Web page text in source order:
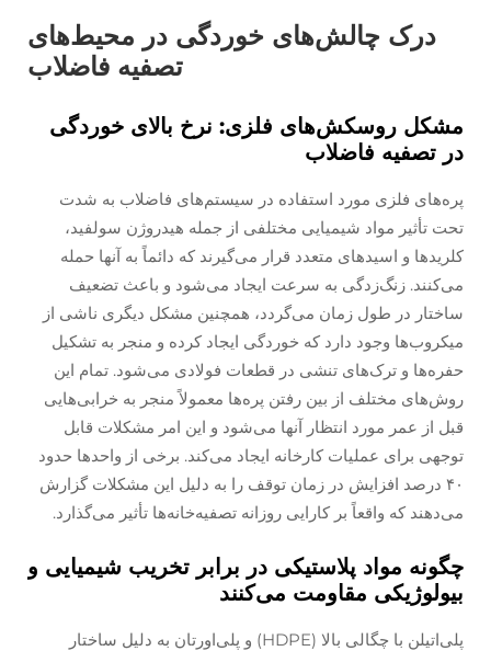
درک چالش‌های خوردگی در محیط‌های
تصفیه فاضلاب
مشکل روسكش‌های فلزی: نرخ بالای خوردگی
در تصفیه فاضلاب
پره‌های فلزی مورد استفاده در سیستم‌های فاضلاب به شدت
تحت تأثیر مواد شیمیایی مختلفی از جمله هیدروژن سولفید،
کلریدها و اسیدهای متعدد قرار می‌گیرند که دائماً به آنها حمله
می‌کنند. زنگ‌زدگی به سرعت ایجاد می‌شود و باعث تضعیف
ساختار در طول زمان می‌گردد، همچنین مشکل دیگری ناشی از
میکروب‌ها وجود دارد که خوردگی ایجاد کرده و منجر به تشکیل
حفره‌ها و ترک‌های تنشی در قطعات فولادی می‌شود. تمام این
روش‌های مختلف از بین رفتن پره‌ها معمولاً منجر به خرابی‌هایی
قبل از عمر مورد انتظار آنها می‌شود و این امر مشکلات قابل
توجهی برای عملیات کارخانه ایجاد می‌کند. برخی از واحدها حدود
۴۰ درصد افزایش در زمان توقف را به دلیل این مشکلات گزارش
می‌دهند که واقعاً بر کارایی روزانه تصفیه‌خانه‌ها تأثیر می‌گذارد.
چگونه مواد پلاستیکی در برابر تخریب شیمیایی و
بیولوژیکی مقاومت می‌کنند
پلی‌اتیلن با چگالی بالا (HDPE) و پلی‌اورتان به دلیل ساختار